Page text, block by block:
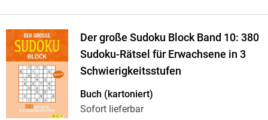
Der große Sudoku Block Band 10: 380
Sudoku-Rätsel für Erwachsene in 3
Schwierigkeitsstufen
Buch (kartoniert)
Sofort lieferbar